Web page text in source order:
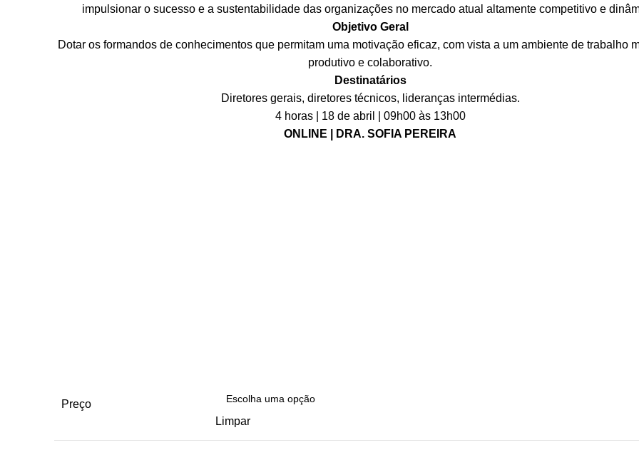
impulsionar o sucesso e a sustentabilidade das organizações no mercado atual altamente competitivo e
Objetivo Geral
Dotar os formandos de conhecimentos que permitam uma motivação eficaz, com vista a um ambiente de trabalho
produtivo e colaborativo.
Destinatários
Diretores gerais, diretores técnicos, lideranças intermédias.
4 horas | 18 de abril | 09h00 às 13h00
ONLINE | DRA. SOFIA PEREIRA
Preço
Limpar